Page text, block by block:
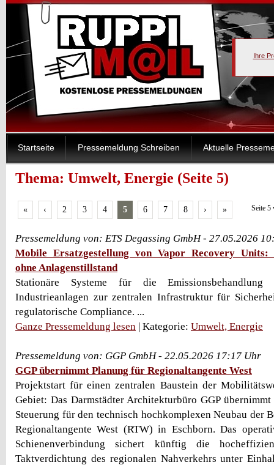
Ihre
Startseite Pressemeldung Schreiben Aktuelle
Thema: Umwelt, Energie (Seite 5)
« ‹ 2 3 4 5 6 7 8 › » Seite 5
Pressemeldung von: ETS Degassing GmbH - 27.05.2026
Mobile Ersatzgestellung von Vapor Recovery Units:
ohne Anlagenstillstand
Stationäre Systeme für die
Industrieanlagen zur zentralen Infrastruktur für
regulatorische Compliance. ...
Ganze Pressemeldung lesen | Kategorie: Umwelt, Energie
Pressemeldung von: GGP GmbH - 22.05.2026 17:17 Uhr
GGP übernimmt Planung für Regionaltangente West
Projektstart für einen zentralen Baustein der
Gebiet: Das Darmstädter Architekturbüro GGP
Steuerung für den technisch hochkomplexen Neubau der
Regionaltangente West (RTW) in Eschborn. Das
Schienenverbindung sichert künftig die
Taktverdichtung des regionalen Nahverkehrs unter